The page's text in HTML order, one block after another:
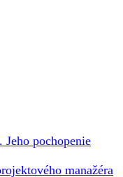
Jeho pochopenie
manažéra